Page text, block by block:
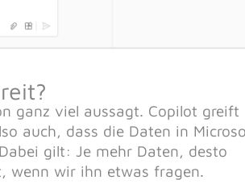
ganz viel aussagt. Copilot greift
auch, dass die Daten in
gilt: Je mehr Daten, desto
wenn wir ihn etwas fragen.